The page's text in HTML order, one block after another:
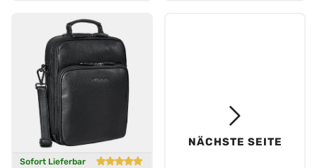
Sofort Lieferbar
NÄCHSTE SEITE